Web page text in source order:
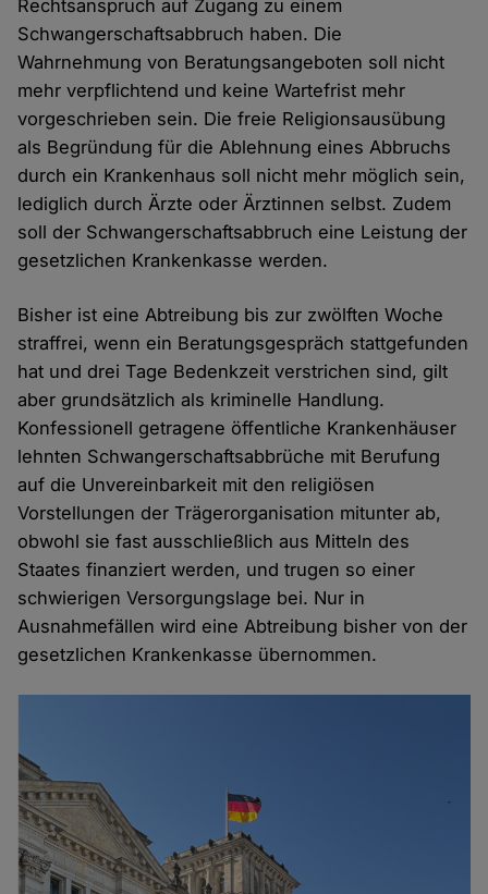
Rechtsanspruch auf Zugang zu einem
Schwangerschaftsabbruch haben. Die
Wahrnehmung von Beratungsangeboten soll nicht
mehr verpflichtend und keine Wartefrist mehr
vorgeschrieben sein. Die freie Religionsausübung
als Begründung für die Ablehnung eines Abbruchs
durch ein Krankenhaus soll nicht mehr möglich sein,
lediglich durch Ärzte oder Ärztinnen selbst. Zudem
soll der Schwangerschaftsabbruch eine Leistung der
gesetzlichen Krankenkasse werden.
Bisher ist eine Abtreibung bis zur zwölften Woche
straffrei, wenn ein Beratungsgespräch stattgefunden
hat und drei Tage Bedenkzeit verstrichen sind, gilt
aber grundsätzlich als kriminelle Handlung.
Konfessionell getragene öffentliche Krankenhäuser
lehnten Schwangerschaftsabbrüche mit Berufung
auf die Unvereinbarkeit mit den religiösen
Vorstellungen der Trägerorganisation mitunter ab,
obwohl sie fast ausschließlich aus Mitteln des
Staates finanziert werden, und trugen so einer
schwierigen Versorgungslage bei. Nur in
Ausnahmefällen wird eine Abtreibung bisher von der
gesetzlichen Krankenkasse übernommen.